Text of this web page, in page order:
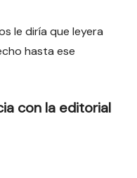
le diría que leyera
hasta ese
con la editorial